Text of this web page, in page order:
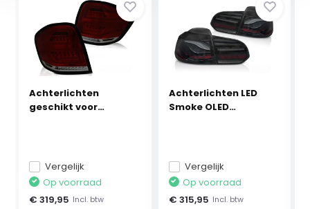
Achterlichten
geschikt voor
Vergelijk
Op voorraad
€ 319,95 Incl. btw
Achterlichten LED
Smoke OLED
Vergelijk
Op voorraad
€ 315,95 Incl. btw